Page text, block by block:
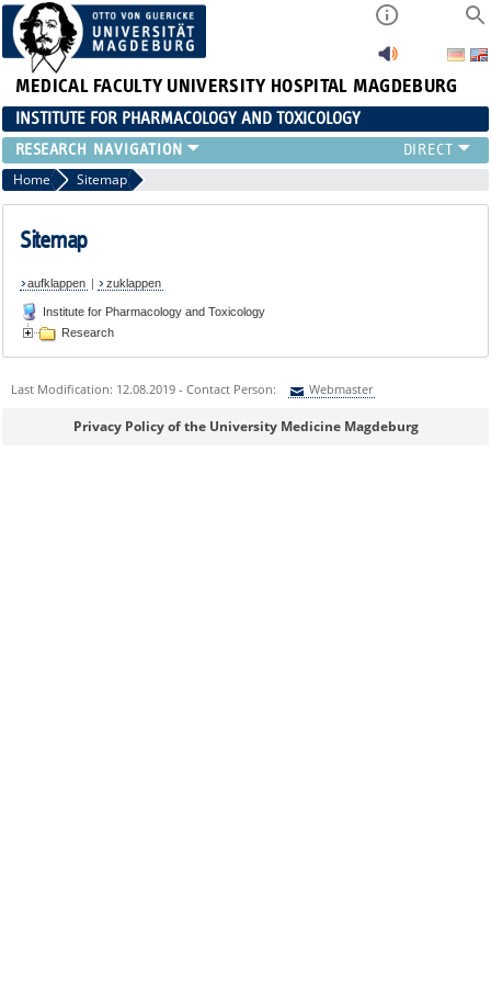
MEDICAL FACULTY UNIVERSITY HOSPITAL MAGDEBURG
INSTITUTE FOR PHARMACOLOGY AND TOXICOLOGY
RESEARCH
Home Sitemap
Sitemap
aufklappen | zuklappen
Institute for Pharmacology and Toxicology
Research
Last Modification: 12.08.2019 - Contact Person: Webmaster
Sie können eine Nachricht versenden an:Webmaster
Privacy Policy of the University Medicine Magdeburg